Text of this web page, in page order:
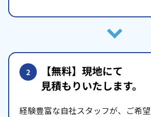
2 【無料】現地にて
見積もりいたします。
経験豊富な自社スタッフが、ご希